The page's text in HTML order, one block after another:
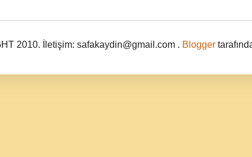
2010. İletişim: safakaydin@gmail.com . Blogger